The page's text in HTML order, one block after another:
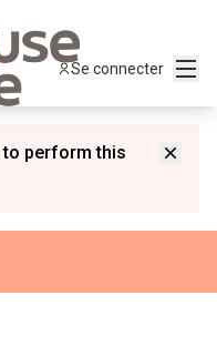
Se connecter
to perform this